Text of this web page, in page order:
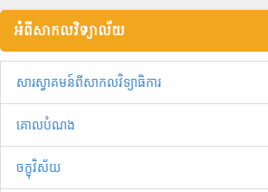
អំពីសាកលវិទ្យាល័យ
សារស្វាគមន៍ពីសាកលវិទ្យាធិការ
គោលបំណង
ចក្ខុវិស័យ